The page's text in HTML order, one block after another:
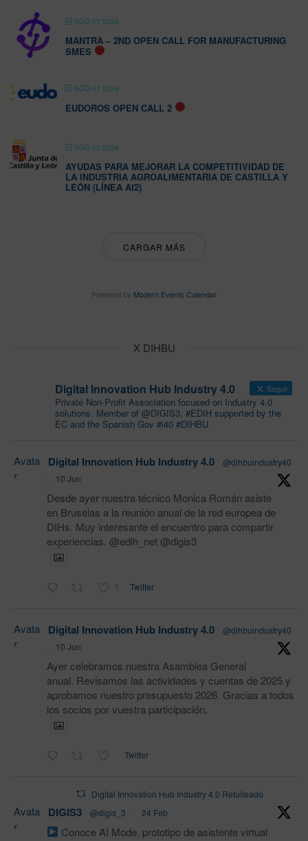
AGO 07 2026
MANTRA – 2ND OPEN CALL FOR MANUFACTURING
SMES
AGO 07 2026
EUDOROS OPEN CALL 2
AGO 07 2026
AYUDAS PARA MEJORAR LA COMPETITIVIDAD DE
LA INDUSTRIA AGROALIMENTARIA DE CASTILLA Y
LEÓN (LÍNEA AI2)
CARGAR MÁS
Powered by Modern Events Calendar
X DIHBU
Digital Innovation Hub Industry 4.0 Seguir
Private Non-Profit Association focused on Industry 4.0
solutions. Member of @DIGIS3, #EDIH supported by the
EC and the Spanish Gov #i40 #DIHBU
Avata
r
Digital Innovation Hub Industry 4.0
@dihbuindustry40
·
10 Jun
Desde ayer nuestra técnico Monica Román asiste
en Bruselas a la reunión anual de la red europea de
DIHs. Muy interesante el encuentro para compartir
experiencias. @edih_net @digis3
1 Twitter
Avata
r
Digital Innovation Hub Industry 4.0
@dihbuindustry40
·
10 Jun
Ayer celebramos nuestra Asamblea General
anual. Revisamos las actividades y cuentas de 2025 y
aprobamos nuestro presupuesto 2026. Gracias a todos
los socios por vuestra participación.
Twitter
Digital Innovation Hub Industry 4.0 Retuiteado
Avata
r
DIGIS3 @digis_3 · 24 Feb
Conoce AI Mode, prototipo de asistente virtual